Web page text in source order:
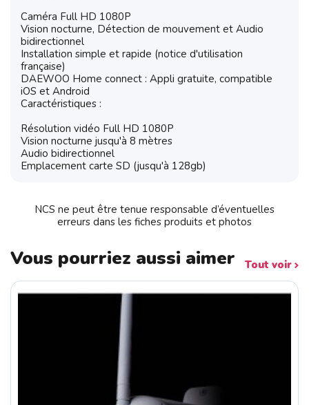
Caméra Full HD 1080P
Vision nocturne, Détection de mouvement et Audio
bidirectionnel
Installation simple et rapide (notice d'utilisation
française)
DAEWOO Home connect : Appli gratuite, compatible
iOS et Android
Caractéristiques :
Résolution vidéo Full HD 1080P
Vision nocturne jusqu'à 8 mètres
Audio bidirectionnel
Emplacement carte SD (jusqu'à 128gb)
NCS ne peut être tenue responsable d’éventuelles
erreurs dans les fiches produits et photos
Vous pourriez aussi aimer Tout voir